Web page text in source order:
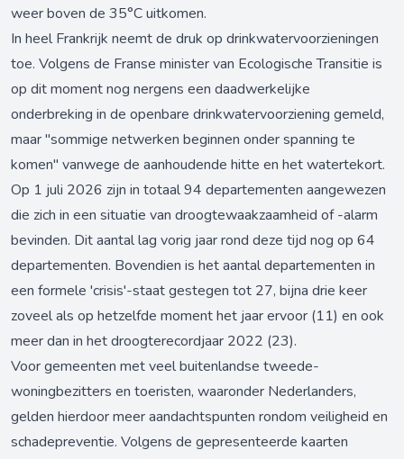
weer boven de 35°C uitkomen.
In heel Frankrijk neemt de druk op drinkwatervoorzieningen
toe. Volgens de Franse minister van Ecologische Transitie is
op dit moment nog nergens een daadwerkelijke
onderbreking in de openbare drinkwatervoorziening gemeld,
maar "sommige netwerken beginnen onder spanning te
komen" vanwege de aanhoudende hitte en het watertekort.
Op 1 juli 2026 zijn in totaal 94 departementen aangewezen
die zich in een situatie van droogtewaakzaamheid of -alarm
bevinden. Dit aantal lag vorig jaar rond deze tijd nog op 64
departementen. Bovendien is het aantal departementen in
een formele 'crisis'-staat gestegen tot 27, bijna drie keer
zoveel als op hetzelfde moment het jaar ervoor (11) en ook
meer dan in het droogterecordjaar 2022 (23).
Voor gemeenten met veel buitenlandse tweede-
woningbezitters en toeristen, waaronder Nederlanders,
gelden hierdoor meer aandachtspunten rondom veiligheid en
schadepreventie. Volgens de gepresenteerde kaarten